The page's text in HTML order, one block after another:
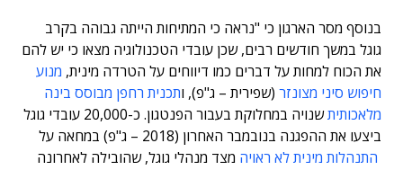
בנוסף מסר הארגון כי "נראה כי המתיחות הייתה גבוהה בקרב
גוגל במשך חודשים רבים, שכן עובדי הטכנולוגיה מצאו כי יש להם
את הכוח למחות על דברים כמו דיווחים על הטרדה מינית, מנוע
חיפוש סיני מצונזר (שפירית – ג"פ), ותכנית רחפן מבוסס בינה
מלאכותית
שנויה במחלוקת בעבור הפנטגון. כ-20,000 עובדי גוגל
ביצעו את ההפגנה בנובמבר האחרון (2018 – ג"פ) במחאה על
התנהלות מינית לא ראויה מצד מנהלי גוגל, שהובילה לאחרונה